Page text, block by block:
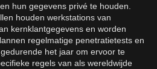
hun gegevens privé te houden.
houden werkstations van
kernklantgegevens en worden
regelmatige penetratietests en
het jaar om ervoor te
regels van als wereldwijde